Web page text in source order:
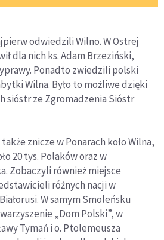
odwiedzili Wilno. W Ostrej
dla nich ks. Adam Brzeziński,
Ponadto zwiedzili polski
Wilna. Było to możliwe dzięki
sióstr ze Zgromadzenia Sióstr
znicze w Ponarach koło Wilna,
20 tys. Polaków oraz w
Zobaczyli również miejsce
różnych nacji w
W samym Smoleńsku
„Dom Polski”, w
Tymań i o. Ptolemeusza